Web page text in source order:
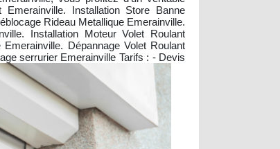
Installation Store Banne
Rideau Metallique Emerainville.
Installation Moteur Volet Roulant
Dépannage Volet Roulant
serrurier Emerainville Tarifs : - Devis